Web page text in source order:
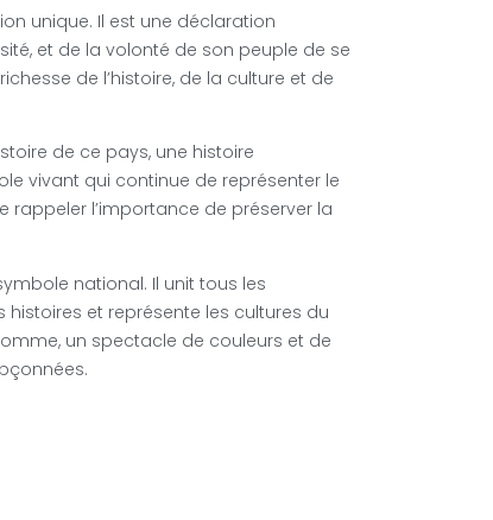
unique. Il est une déclaration
et de la volonté de son peuple de se
de l’histoire, de la culture et de
de ce pays, une histoire
vivant qui continue de représenter le
l’importance de préserver la
national. Il unit tous les
histoires et représente les cultures du
un spectacle de couleurs et de